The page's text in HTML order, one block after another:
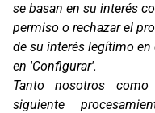
se basan en su interés
permiso o rechazar el
de su interés legítimo
en 'Configurar'.
Tanto nosotros
siguiente